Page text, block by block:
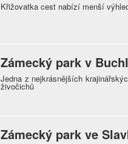
Křižovatka cest nabízí menší
Zámecký park v
Jedna z nejkrásnějších
živočichů
Zámecký park ve